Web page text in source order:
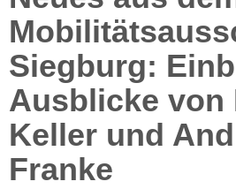
Siegburg:
Ausblicke von
Keller und
Franke